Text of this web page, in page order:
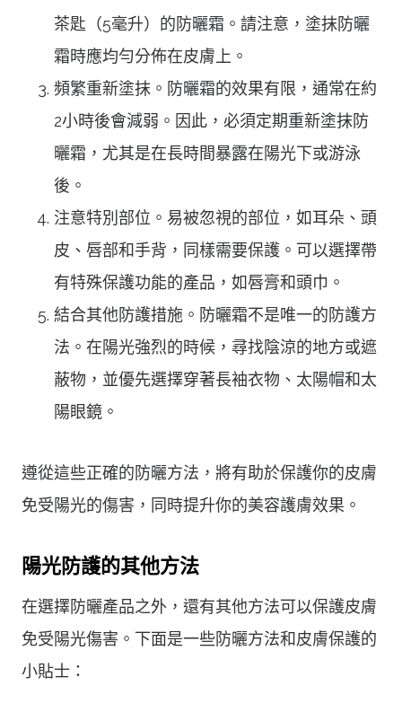
茶匙（5毫升）的防曬霜。請注意，塗抹防曬
霜時應均勻分佈在皮膚上。
頻繁重新塗抹。防曬霜的效果有限，通常在約
2小時後會減弱。因此，必須定期重新塗抹防
曬霜，尤其是在長時間暴露在陽光下或游泳
後。
注意特別部位。易被忽視的部位，如耳朵、頭
皮、唇部和手背，同樣需要保護。可以選擇帶
有特殊保護功能的產品，如唇膏和頭巾。
結合其他防護措施。防曬霜不是唯一的防護方
法。在陽光強烈的時候，尋找陰涼的地方或遮
蔽物，並優先選擇穿著長袖衣物、太陽帽和太
陽眼鏡。
遵從這些正確的防曬方法，將有助於保護你的皮膚
免受陽光的傷害，同時提升你的美容護膚效果。
陽光防護的其他方法
在選擇防曬產品之外，還有其他方法可以保護皮膚
免受陽光傷害。下面是一些防曬方法和皮膚保護的
小貼士：